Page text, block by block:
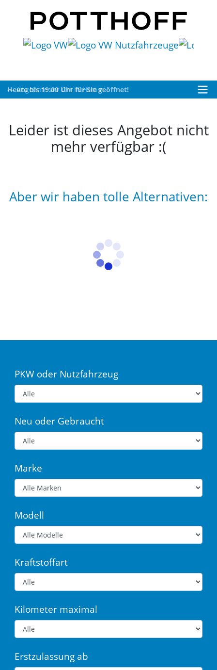
Heute bis 19:00 Uhr für Sie geöffnet!
Leider ist dieses Angebot nicht
mehr verfügbar :(
Aber wir haben tolle Alternativen:
PKW oder Nutzfahrzeug
Neu oder Gebraucht
Marke
Modell
Kraftstoffart
Kilometer maximal
Erstzulassung ab